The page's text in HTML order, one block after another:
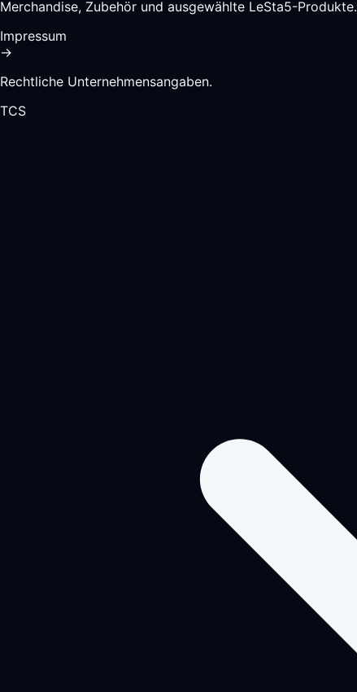
Merchandise, Zubehör und ausgewählte LeSta5-Produkte.
Impressum
→
Rechtliche Unternehmensangaben.
TCS